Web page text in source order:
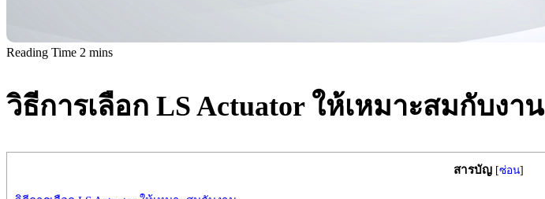
วิธีการเลือก LS Actuator ให้เหมาะสมกับงาน
สารบัญ [ซ่อน]